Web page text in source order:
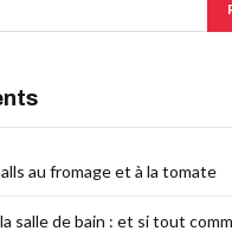
au fromage et à la tomate
salle de bain : et si tout